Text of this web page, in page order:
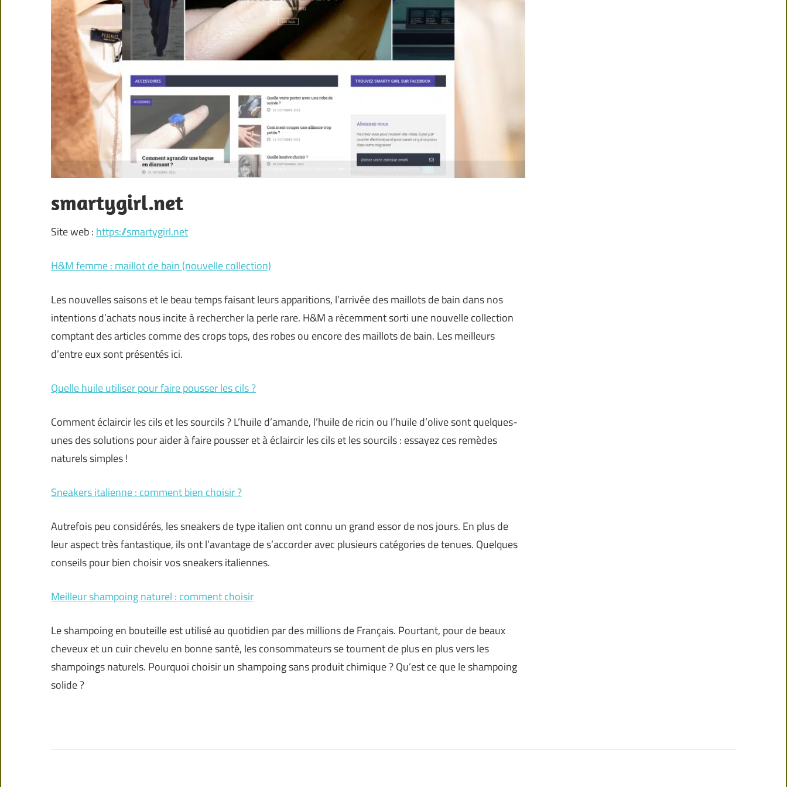
smartygirl.net
Site web :https://smartygirl.net
H&M femme : maillot de bain (nouvelle collection)
Les nouvelles saisons et le beau temps faisant leurs apparitions, l’arrivée des maillots de bain dans nos
intentions d’achats nous incite à rechercher la perle rare. H&M a récemment sorti une nouvelle collection
comptant des articles comme des crops tops, des robes ou encore des maillots de bain. Les meilleurs
d’entre eux sont présentés ici.
Quelle huile utiliser pour faire pousser les cils ?
Comment éclaircir les cils et les sourcils ? L’huile d’amande, l’huile de ricin ou l’huile d’olive sont quelques-
unes des solutions pour aider à faire pousser et à éclaircir les cils et les sourcils : essayez ces remèdes
naturels simples !
Sneakers italienne : comment bien choisir ?
Autrefois peu considérés, les sneakers de type italien ont connu un grand essor de nos jours. En plus de
leur aspect très fantastique, ils ont l’avantage de s’accorder avec plusieurs catégories de tenues. Quelques
conseils pour bien choisir vos sneakers italiennes.
Meilleur shampoing naturel : comment choisir
Le shampoing en bouteille est utilisé au quotidien par des millions de Français. Pourtant, pour de beaux
cheveux et un cuir chevelu en bonne santé, les consommateurs se tournent de plus en plus vers les
shampoings naturels. Pourquoi choisir un shampoing sans produit chimique ? Qu’est ce que le shampoing
solide ?